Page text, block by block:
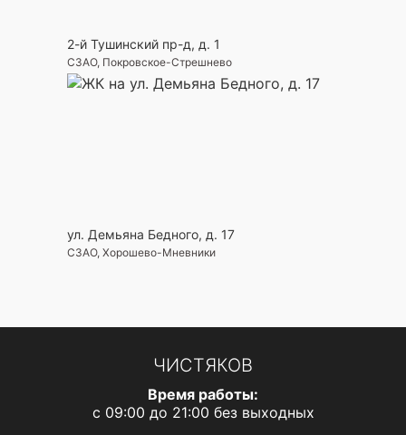
2-й Тушинский пр-д, д. 1
СЗАО, Покровское-Стрешнево
ул. Демьяна Бедного, д. 17
СЗАО, Хорошево-Мневники
ЧИСТЯКОВ
Время работы:
с 09:00 до 21:00 без выходных